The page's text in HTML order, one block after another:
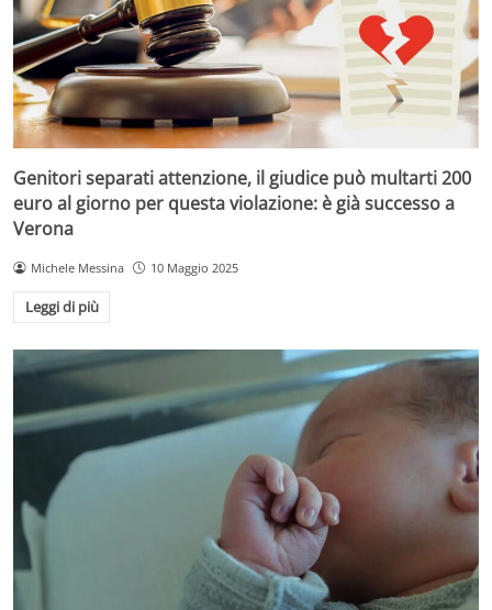
Genitori separati attenzione, il giudice può multarti 200
euro al giorno per questa violazione: è già successo a
Verona
Michele Messina 10 Maggio 2025
Leggi di più